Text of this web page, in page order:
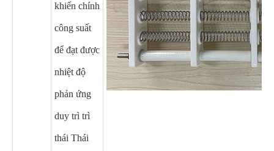
khiển chính
công suất
để đạt được
nhiệt độ
phản ứng
duy trì trì
thái Thái